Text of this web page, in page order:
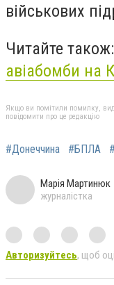
військових
Читайте також:
авіабомби на
Якщо ви помітили помилку,
повідомити про це редакцію
#Донеччина #БПЛА
Марія Мартинюк
журналістка
Авторизуйтесь, щоб